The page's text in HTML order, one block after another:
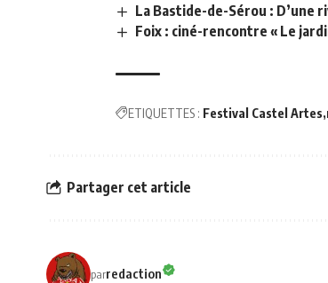
La Bastide-de-Sérou : D’une
Foix : ciné-rencontre « Le
ETIQUETTES : Festival Castel Artes
Partager cet article
parredaction